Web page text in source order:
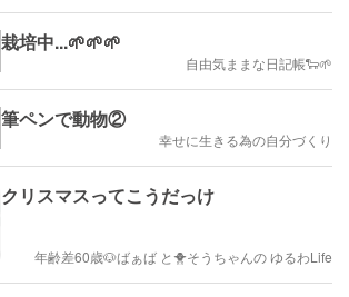
栽培中...🌱🌱🌱
自由気ままな日記帳🐑🌱
筆ペンで動物②
幸せに生きる為の自分づくり
クリスマスってこうだっけ
年齢差60歳🐶ばぁば と🐥そうちゃんの ゆるわLife